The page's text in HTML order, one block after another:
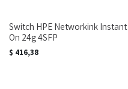
Switch HPE Networkink Instant
On 24g 4SFP
$ 416,38